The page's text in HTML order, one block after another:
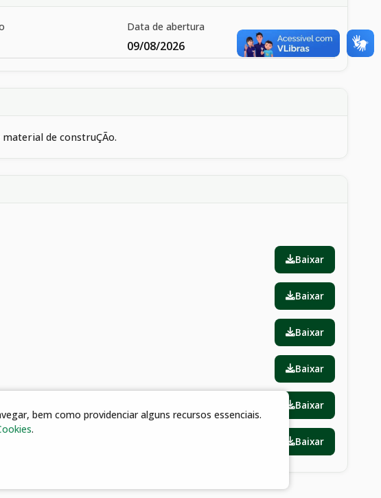
Data de abertura
09/08/2026
de construÇÃo.
Baixar
Baixar
Baixar
Baixar
Baixar
Baixar
bem como providenciar alguns recursos essenciais.
.